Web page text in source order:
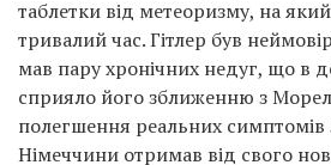
таблетки від метеоризму, на
тривалий час. Гітлер був
мав пару хронічних недуг, що в
сприяло його зближенню з
полегшення реальних симптомів
Німеччини отримав від свого